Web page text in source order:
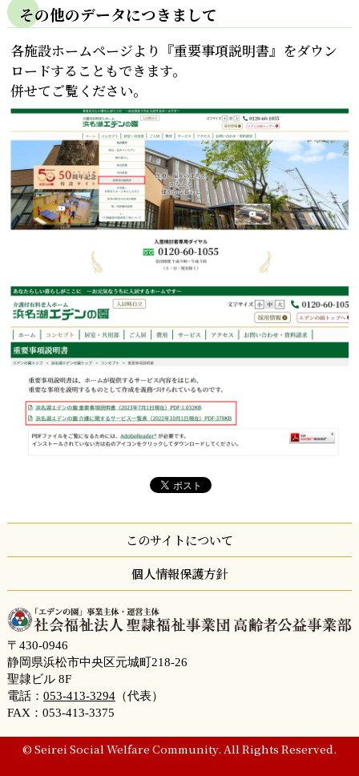
その他のデータにつきまして
各施設ホームページより『重要事項説明書』をダウン
ロードすることもできます。
併せてご覧ください。
このサイトについて
個人情報保護方針
〒430-0946
静岡県浜松市中央区元城町218-26
聖隷ビル 8F
電話： 053-413-3294（代表）
FAX：053-413-3375
© Seirei Social Welfare Community. All Rights Reserved.